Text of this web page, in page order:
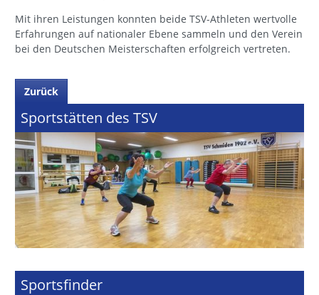
Mit ihren Leistungen konnten beide TSV-Athleten wertvolle
Erfahrungen auf nationaler Ebene sammeln und den Verein
bei den Deutschen Meisterschaften erfolgreich vertreten.
Zurück
Sportstätten des TSV
Sportsfinder